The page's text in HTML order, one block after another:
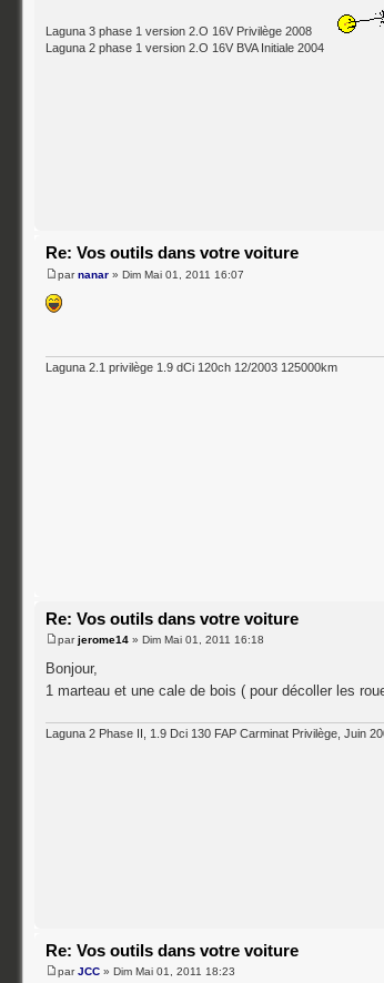
Laguna 3 phase 1 version 2.O 16V Privilège 2008
Laguna 2 phase 1 version 2.O 16V BVA Initiale 2004
Re: Vos outils dans votre voiture
parnanar » Dim Mai 01, 2011 16:07
Laguna 2.1 privilège 1.9 dCi 120ch 12/2003 125000km
Re: Vos outils dans votre voiture
parjerome14 » Dim Mai 01, 2011 16:18
Bonjour,
1 marteau et une cale de bois ( pour décoller les
Laguna 2 Phase II, 1.9 Dci 130 FAP Carminat Privilège, Juin
Re: Vos outils dans votre voiture
parJCC » Dim Mai 01, 2011 18:23